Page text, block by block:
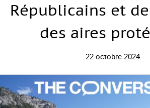
Républicains et
des aires
22 octobre 2024